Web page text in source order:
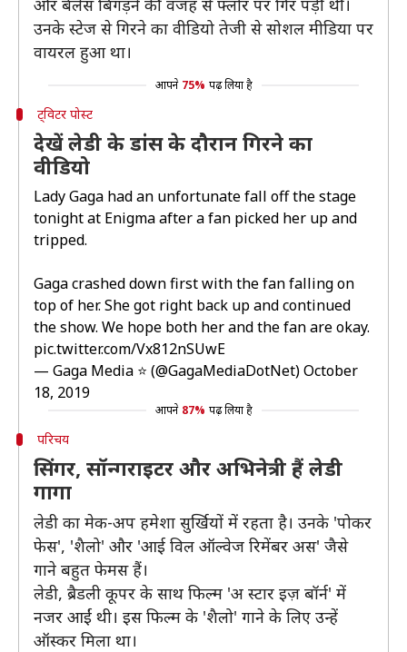
और बैलेंस बिगड़ने की वजह से फ्लोर पर गिर पड़ीं थीं।
उनके स्टेज से गिरने का वीडियो तेजी से सोशल मीडिया पर
वायरल हुआ था।
आपने 75% पढ़ लिया है
ट्विटर पोस्ट
देखें लेडी के डांस के दौरान गिरने का
वीडियो
Lady Gaga had an unfortunate fall off the stage
tonight at Enigma after a fan picked her up and
tripped.
Gaga crashed down first with the fan falling on
top of her. She got right back up and continued
the show. We hope both her and the fan are okay.
pic.twitter.com/Vx812nSUwE
— Gaga Media ⭐️ (@GagaMediaDotNet)October
18, 2019
आपने 87% पढ़ लिया है
परिचय
सिंगर, सॉन्गराइटर और अभिनेत्री हैं लेडी
गागा
लेडी का मेक-अप हमेशा सुर्खियों में रहता है। उनके 'पोकर
फेस', 'शैलो' और 'आई विल ऑल्वेज रिमेंबर अस' जैसे
गाने बहुत फेमस हैं।
लेडी, ब्रैडली कूपर के साथ फिल्म 'अ स्टार इज़ बॉर्न' में
नजर आईं थी। इस फिल्म के 'शैलो' गाने के लिए उन्हें
ऑस्कर मिला था।